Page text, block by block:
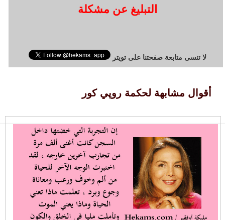
التبليغ عن مشكلة
لا تنسى متابعة صفحتنا على تويتر
أقوال مشابهة لحكمة روپي كور